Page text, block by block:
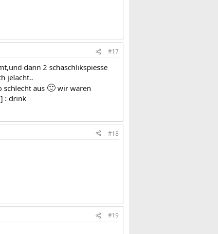
#17
dann 2 schaschlikspiesse
jelacht..
schlecht aus 🙂 wir waren
: drink
#18
#19